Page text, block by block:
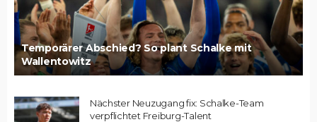
Temporärer Abschied? So plant Schalke mit
Wallentowitz
Nächster Neuzugang fix: Schalke-Team
verpflichtet Freiburg-Talent